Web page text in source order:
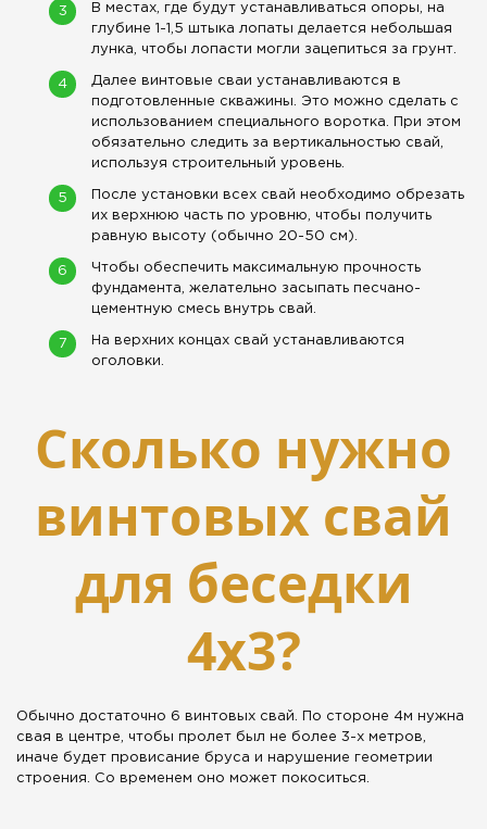
В местах, где будут устанавливаться опоры, на
глубине 1-1,5 штыка лопаты делается небольшая
лунка, чтобы лопасти могли зацепиться за грунт.
Далее винтовые сваи устанавливаются в
подготовленные скважины. Это можно сделать с
использованием специального воротка. При этом
обязательно следить за вертикальностью свай,
используя строительный уровень.
После установки всех свай необходимо обрезать
их верхнюю часть по уровню, чтобы получить
равную высоту (обычно 20-50 см).
Чтобы обеспечить максимальную прочность
фундамента, желательно засыпать песчано-
цементную смесь внутрь свай.
На верхних концах свай устанавливаются
оголовки.
Сколько нужно
винтовых свай
для беседки
4х3?
Обычно достаточно 6 винтовых свай. По стороне 4м нужна
свая в центре, чтобы пролет был не более 3-х метров,
иначе будет провисание бруса и нарушение геометрии
строения. Со временем оно может покоситься.